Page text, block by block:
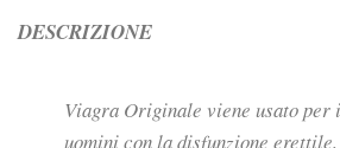
DESCRIZIONE
Viagra Originale viene usato
uomini con la disfunzione